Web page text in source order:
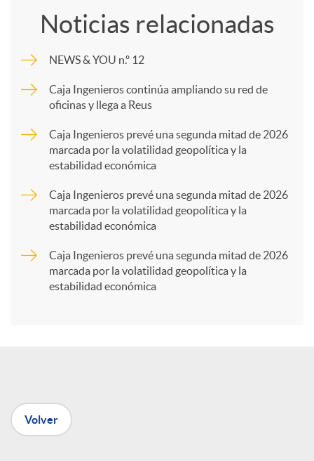
p
a
n
Noticias relacionadas
NEWS & YOU n.º 12
Caja Ingenieros continúa ampliando su red de
oficinas y llega a Reus
Caja Ingenieros prevé una segunda mitad de 2026
marcada por la volatilidad geopolítica y la
estabilidad económica
Caja Ingenieros prevé una segunda mitad de 2026
marcada por la volatilidad geopolítica y la
estabilidad económica
Caja Ingenieros prevé una segunda mitad de 2026
marcada por la volatilidad geopolítica y la
estabilidad económica
Volver